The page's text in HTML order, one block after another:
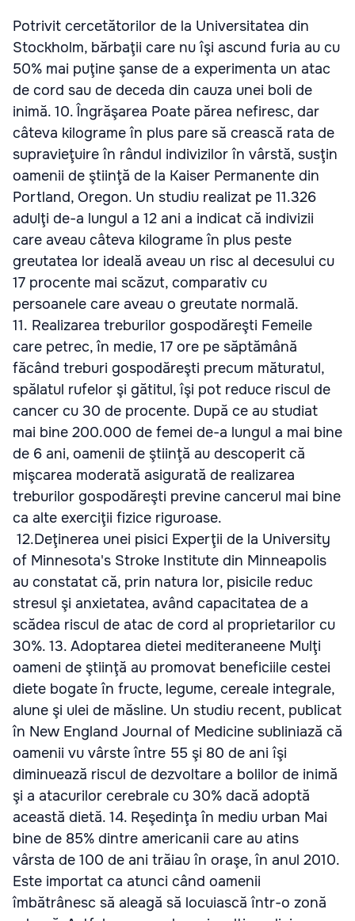
Potrivit cercetătorilor de la Universitatea din
Stockholm, bărbaţii care nu îşi ascund furia au cu
50% mai puţine şanse de a experimenta un atac
de cord sau de deceda din cauza unei boli de
inimă. 10. Îngrăşarea Poate părea nefiresc, dar
câteva kilograme în plus pare să crească rata de
supravieţuire în rândul indivizilor în vârstă, susţin
oamenii de ştiinţă de la Kaiser Permanente din
Portland, Oregon. Un studiu realizat pe 11.326
adulţi de-a lungul a 12 ani a indicat că indivizii
care aveau câteva kilograme în plus peste
greutatea lor ideală aveau un risc al decesului cu
17 procente mai scăzut, comparativ cu
persoanele care aveau o greutate normală.
11. Realizarea treburilor gospodăreşti Femeile
care petrec, în medie, 17 ore pe săptămână
făcând treburi gospodăreşti precum măturatul,
spălatul rufelor şi gătitul, îşi pot reduce riscul de
cancer cu 30 de procente. După ce au studiat
mai bine 200.000 de femei de-a lungul a mai bine
de 6 ani, oamenii de ştiinţă au descoperit că
mişcarea moderată asigurată de realizarea
treburilor gospodăreşti previne cancerul mai bine
ca alte exerciţii fizice riguroase.
12.Deţinerea unei pisici Experţii de la University
of Minnesota's Stroke Institute din Minneapolis
au constatat că, prin natura lor, pisicile reduc
stresul şi anxietatea, având capacitatea de a
scădea riscul de atac de cord al proprietarilor cu
30%. 13. Adoptarea dietei mediteraneene Mulţi
oameni de ştiinţă au promovat beneficiile cestei
diete bogate în fructe, legume, cereale integrale,
alune şi ulei de măsline. Un studiu recent, publicat
în New England Journal of Medicine subliniază că
oamenii vu vârste între 55 şi 80 de ani îşi
diminuează riscul de dezvoltare a bolilor de inimă
şi a atacurilor cerebrale cu 30% dacă adoptă
această dietă. 14. Reşedinţa în mediu urban Mai
bine de 85% dintre americanii care au atins
vârsta de 100 de ani trăiau în oraşe, în anul 2010.
Este importat ca atunci când oamenii
îmbătrânesc să aleagă să locuiască într-o zonă